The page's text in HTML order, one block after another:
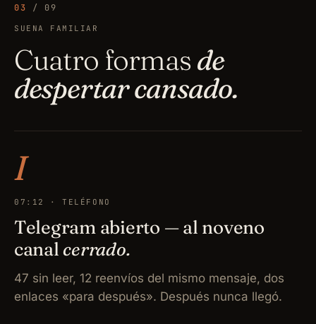
03 / 09
SUENA FAMILIAR
Cuatro formas de
despertar cansado.
I
07:12 · TELÉFONO
Telegram abierto — al noveno
canalcerrado.
47 sin leer, 12 reenvíos del mismo mensaje, dos
enlaces «para después». Después nunca llegó.